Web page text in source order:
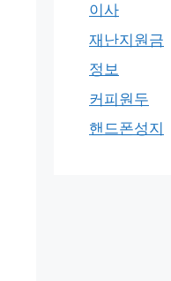
이사
재난지원금
정보
커피원두
핸드폰성지